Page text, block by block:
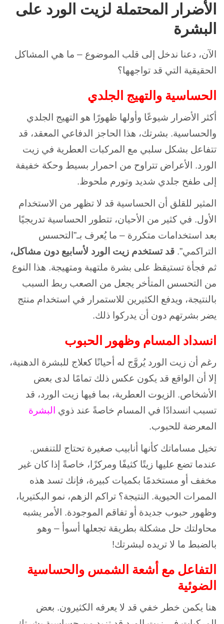
الأضرار المحتملة لزيت الورد على
البشرة
الآن، دعنا ندخل إلى قلب الموضوع – ما هي المشاكل
الحقيقية التي قد تواجهها؟
الحساسية والتهيج الجلدي
أكثر الأضرار شيوعًا وأولها ظهورًا هو التهيج الجلدي
والحساسية. بشرتك، هذا الحاجز الدفاعي المعقد، قد
تتفاعل بشكل سلبي مع المركبات العطرية في زيت
الورد. الأعراض تتراوح من احمرار بسيط وحكة خفيفة
إلى طفح جلدي شديد وتورم ملحوظ.
المثير للقلق أن الحساسية قد لا تظهر من الاستخدام
الأول. في كثير من الأحيان، تتطور الحساسية تدريجيًا
بعد استخدامات متكررة – ما يُعرف بـ”التحسس
التراكمي”. قد تستخدم زيت الورد لأسابيع دون مشاكل،
ثم فجأة تستيقظ على بشرة ملتهبة ومتهيجة. هذا النوع
من التحسس المتأخر يجعل من الصعب ربط السبب
بالنتيجة، ويدفع الكثيرين للاستمرار في استخدام منتج
يضر بشرتهم دون أن يدركوا ذلك.
انسداد المسام وظهور الحبوب
رغم أن زيت الورد يُروَّج له أحيانًا كعلاج للبشرة الدهنية،
إلا أن الواقع قد يكون عكس ذلك تمامًا لدى بعض
الأشخاص. الزيوت العطرية، بما فيها زيت الورد، قد
تسبب انسدادًا في المسام خاصةً عند ذوي
البشرة
المعرضة للحبوب.
تخيل مساماتك كأنها أنابيب صغيرة تحتاج للتنفس.
عندما تضع عليها زيتًا كثيفًا ومركزًا، خاصةً إذا كان غير
مخفف أو مستخدمًا بكميات كبيرة، فإنك تسد هذه
الممرات الحيوية. النتيجة؟ تراكم الزهم، نمو البكتيريا،
وظهور حبوب جديدة أو تفاقم الموجودة. الأمر يشبه
محاولتك حل مشكلة بطريقة تجعلها أسوأ – وهو
بالضبط ما لا تريده لبشرتك!
التفاعل مع أشعة الشمس والحساسية
الضوئية
هنا يكمن خطر خفي قد لا يعرفه الكثيرون. بعض